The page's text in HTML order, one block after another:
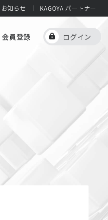
お知らせ KAGOYA パートナー
会員登録 ログイン